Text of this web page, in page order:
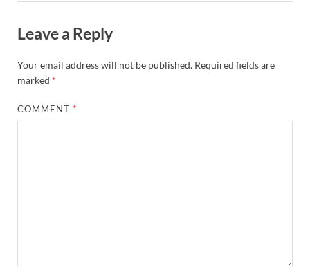
Leave a Reply
Your email address will not be published. Required fields are
marked *
COMMENT*